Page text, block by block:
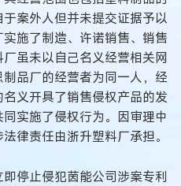
案外人但并未提交证据予以
施了制造、许诺销售、销售
虽未以自己名义经营相关网
品厂的经营者为同一人，经
义开具了销售侵权产品的发
实施了侵权行为。因审理中
律责任由浙升塑料厂承担。
停止侵犯茵能公司涉案专利